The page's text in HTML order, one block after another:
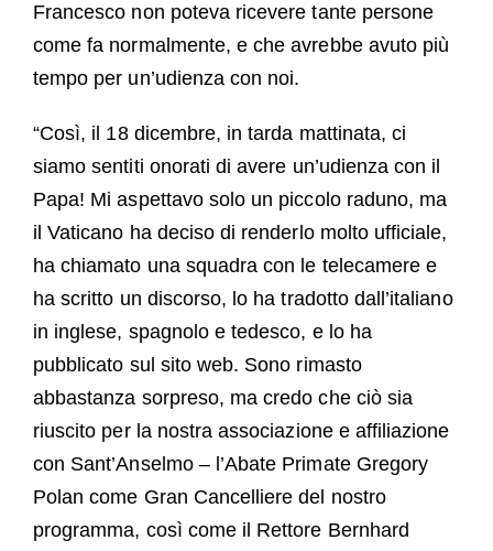
Francesco non poteva ricevere tante persone
come fa normalmente, e che avrebbe avuto più
tempo per un’udienza con noi.
“Così, il 18 dicembre, in tarda mattinata, ci
siamo sentiti onorati di avere un’udienza con il
Papa! Mi aspettavo solo un piccolo raduno, ma
il Vaticano ha deciso di renderlo molto ufficiale,
ha chiamato una squadra con le telecamere e
ha scritto un discorso, lo ha tradotto dall’italiano
in inglese, spagnolo e tedesco, e lo ha
pubblicato sul sito web. Sono rimasto
abbastanza sorpreso, ma credo che ciò sia
riuscito per la nostra associazione e affiliazione
con Sant’Anselmo – l’Abate Primate Gregory
Polan come Gran Cancelliere del nostro
programma, così come il Rettore Bernhard